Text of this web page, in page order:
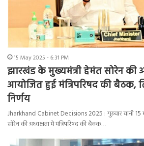
15 May 2025 - 6:31 PM
झारखंड के मुख्यमंत्री हेमंत सोरेन की
आयोजित हुई मंत्रिपरिषद की बैठक,
निर्णय
Jharkhand Cabinet Decisions 2025 : गुरुवार यानी
सोरेन की अध्यक्षता में मंत्रिपरिषद की बैठक…